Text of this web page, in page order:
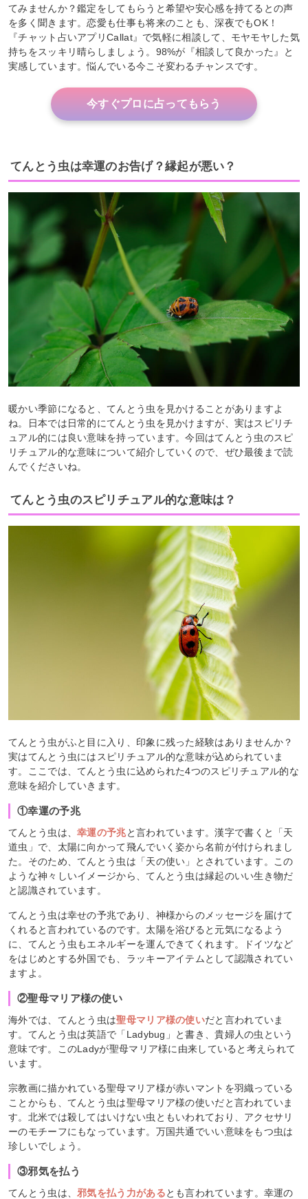
てみませんか？鑑定をしてもらうと希望や安心感を持てるとの声
を多く聞きます。恋愛も仕事も将来のことも、深夜でもOK！
『チャット占いアプリCallat』で気軽に相談して、モヤモヤした気
持ちをスッキリ晴らしましょう。98%が『相談して良かった』と
実感しています。悩んでいる今こそ変わるチャンスです。
今すぐプロに占ってもらう
てんとう虫は幸運のお告げ？縁起が悪い？
暖かい季節になると、てんとう虫を見かけることがありますよ
ね。日本では日常的にてんとう虫を見かけますが、実はスピリチ
ュアル的には良い意味を持っています。今回はてんとう虫のスピ
リチュアル的な意味について紹介していくので、ぜひ最後まで読
んでくださいね。
てんとう虫のスピリチュアル的な意味は？
てんとう虫がふと目に入り、印象に残った経験はありませんか？
実はてんとう虫にはスピリチュアル的な意味が込められていま
す。ここでは、てんとう虫に込められた4つのスピリチュアル的な
意味を紹介していきます。
①幸運の予兆
てんとう虫は、幸運の予兆と言われています。漢字で書くと「天
道虫」で、太陽に向かって飛んでいく姿から名前が付けられまし
た。そのため、てんとう虫は「天の使い」とされています。この
ような神々しいイメージから、てんとう虫は縁起のいい生き物だ
と認識されています。
てんとう虫は幸せの予兆であり、神様からのメッセージを届けて
くれると言われているのです。太陽を浴びると元気になるよう
に、てんとう虫もエネルギーを運んできてくれます。ドイツなど
をはじめとする外国でも、ラッキーアイテムとして認識されてい
ますよ。
②聖母マリア様の使い
海外では、てんとう虫は聖母マリア様の使いだと言われていま
す。てんとう虫は英語で「Ladybug」と書き、貴婦人の虫という
意味です。このLadyが聖母マリア様に由来していると考えられて
います。
宗教画に描かれている聖母マリア様が赤いマントを羽織っている
ことからも、てんとう虫は聖母マリア様の使いだと言われていま
す。北米では殺してはいけない虫ともいわれており、アクセサリ
ーのモチーフにもなっています。万国共通でいい意味をもつ虫は
珍しいでしょう。
③邪気を払う
てんとう虫は、邪気を払う力があるとも言われています。幸運の